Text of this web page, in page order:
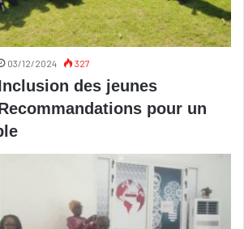
03/12/2024 327
des jeunes
pour un